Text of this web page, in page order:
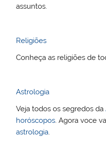
assuntos.
Religiões
Conheça as religiões de
Astrologia
Veja todos os segredos da
horóscopos. Agora voce
astrologia.